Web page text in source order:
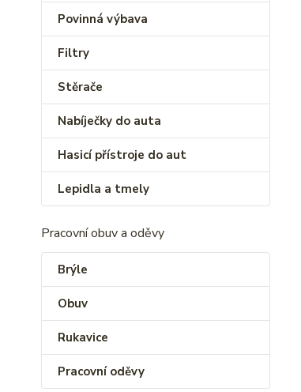
Povinná výbava
Filtry
Stěrače
Nabíječky do auta
Hasicí přístroje do aut
Lepidla a tmely
Pracovní obuv a oděvy
Brýle
Obuv
Rukavice
Pracovní oděvy